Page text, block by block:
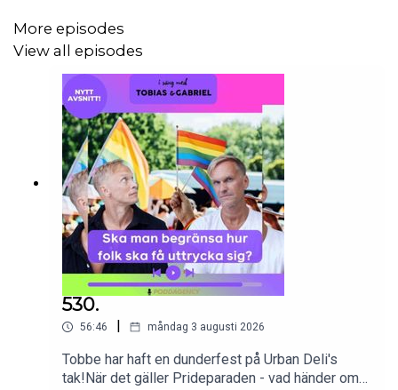
More episodes
View all episodes
530.
56:46 | måndag 3 augusti 2026
Tobbe har haft en dunderfest på Urban Deli's
tak!När det gäller Prideparaden - vad händer om